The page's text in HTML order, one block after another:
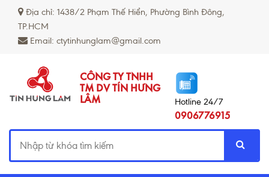
Địa chỉ: 1438/2 Phạm Thế Hiển, Phường Bình Đông,
TP.HCM
Email: ctytinhunglam@gmail.com
CÔNG TY TNHH
TM DV TÍN HƯNG
LÂM Hotline 24/7
0906776915